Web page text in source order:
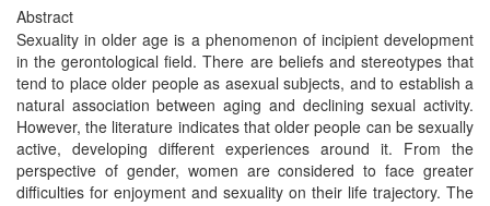
Abstract
Sexuality in older age is a phenomenon of incipient development
in the gerontological field. There are beliefs and stereotypes that
tend to place older people as asexual subjects, and to establish a
natural association between aging and declining sexual activity.
However, the literature indicates that older people can be sexually
active, developing different experiences around it. From the
perspective of gender, women are considered to face greater
difficulties for enjoyment and sexuality on their life trajectory. The